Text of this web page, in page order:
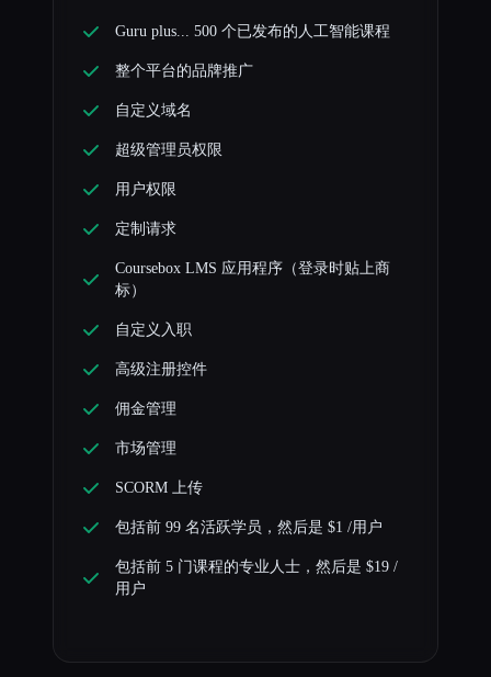
Guru plus... 500 个已发布的人工智能课程
整个平台的品牌推广
自定义域名
超级管理员权限
用户权限
定制请求
Coursebox LMS 应用程序（登录时贴上商
标）
自定义入职
高级注册控件
佣金管理
市场管理
SCORM 上传
包括前 99 名活跃学员，然后是 $1 /用户
包括前 5 门课程的专业人士，然后是 $19 /
用户